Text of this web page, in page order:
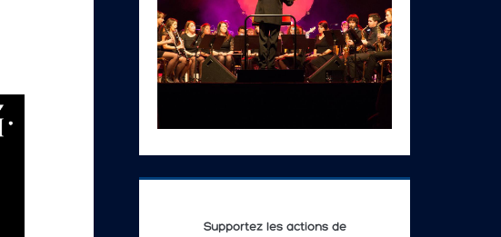
Supportez les actions de